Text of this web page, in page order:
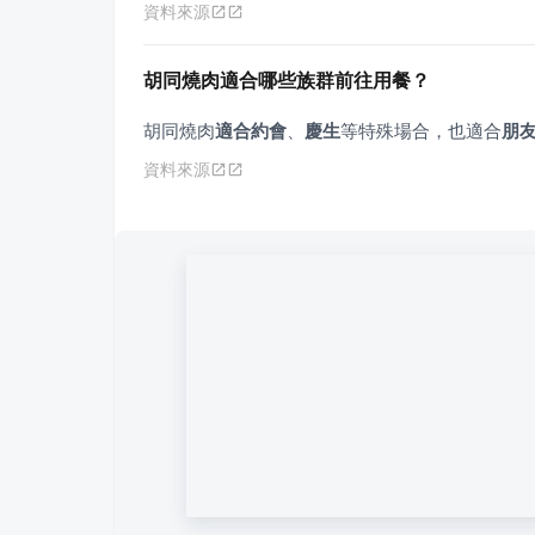
資料來源
胡同燒肉適合哪些族群前往用餐？
胡同燒肉適合約會 慶生等特殊場合，也適合朋
資料來源